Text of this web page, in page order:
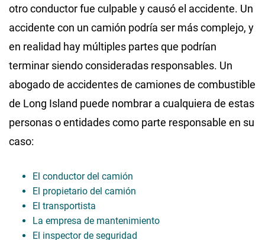
otro conductor fue culpable y causó el accidente. Un
accidente con un camión podría ser más complejo, y
en realidad hay múltiples partes que podrían
terminar siendo consideradas responsables. Un
abogado de accidentes de camiones de combustible
de Long Island puede nombrar a cualquiera de estas
personas o entidades como parte responsable en su
caso:
El conductor del camión
El propietario del camión
El transportista
La empresa de mantenimiento
El inspector de seguridad